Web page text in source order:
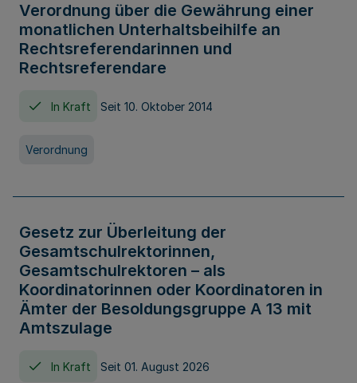
Verordnung über die Gewährung einer
monatlichen Unterhaltsbeihilfe an
Rechtsreferendarinnen und
Rechtsreferendare
In Kraft Seit 10. Oktober 2014
Verordnung
Gesetz zur Überleitung der
Gesamtschulrektorinnen,
Gesamtschulrektoren – als
Koordinatorinnen oder Koordinatoren in
Ämter der Besoldungsgruppe A 13 mit
Amtszulage
In Kraft Seit 01. August 2026